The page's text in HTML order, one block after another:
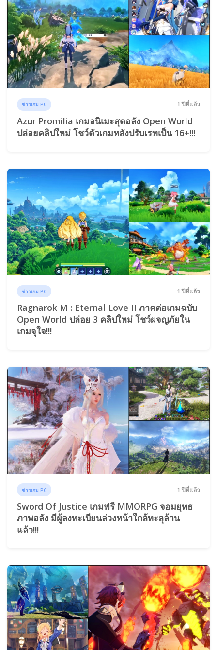
ข่าวเกม PC 1 ปีที่แล้ว
Azur Promilia เกมอนิเมะสุดอลัง Open World
ปล่อยคลิปใหม่ โชว์ตัวเกมหลังปรับเรทเป็น 16+!!!
ข่าวเกม PC 1 ปีที่แล้ว
Ragnarok M : Eternal Love II ภาคต่อเกมฉบับ
Open World ปล่อย 3 คลิปใหม่ โชว์ผจญภัยใน
เกมจุใจ!!!
ข่าวเกม PC 1 ปีที่แล้ว
Sword Of Justice เกมฟรี MMORPG จอมยุทธ
ภาพอลัง มีผู้ลงทะเบียนล่วงหน้าใกล้ทะลุล้าน
แล้ว!!!